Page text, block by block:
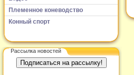
Племенное коневодство
Конный спорт
Рассылка новостей